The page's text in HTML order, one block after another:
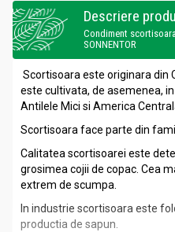
Descriere
Condiment
SONNENTOR
Scortisoara este originara din
este cultivata, de asemenea,
Antilele Mici si America
Scortisoara face parte din
Calitatea scortisoarei este
grosimea cojii de copac. Cea
extrem de scumpa.
In industrie scortisoara este
productia de sapun.